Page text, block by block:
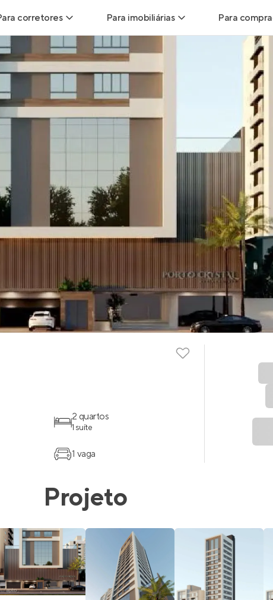
corretores
Leads para Corretores
Corretor+
Parcerias imobiliárias
Anunciar imóveis
Para imobiliárias
Leads para Imobiliárias
Hub de imobiliárias
Anunciar imóveis
Para
Buscar
Calcule
2 quartos
1 suíte
1 vaga
Projeto